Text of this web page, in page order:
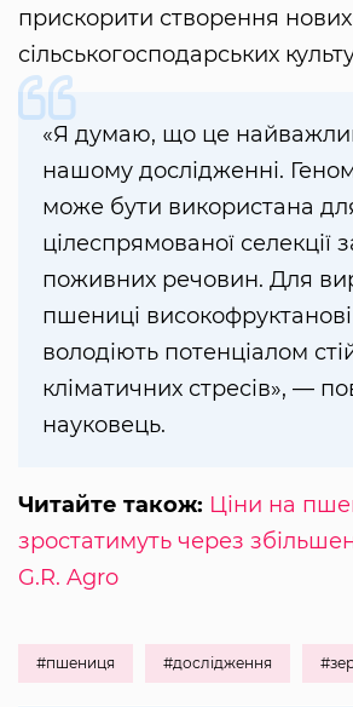
прискорити створення нових
сільськогосподарських
«Я думаю, що це
нашому дослідженні.
може бути використана
цілеспрямованої селекції
поживних речовин. Для
пшениці
володіють потенціалом
кліматичних стресів», —
науковець.
Читайте також: Ціни на
зростатимуть через
G.R. Agro
#пшениця #дослідження